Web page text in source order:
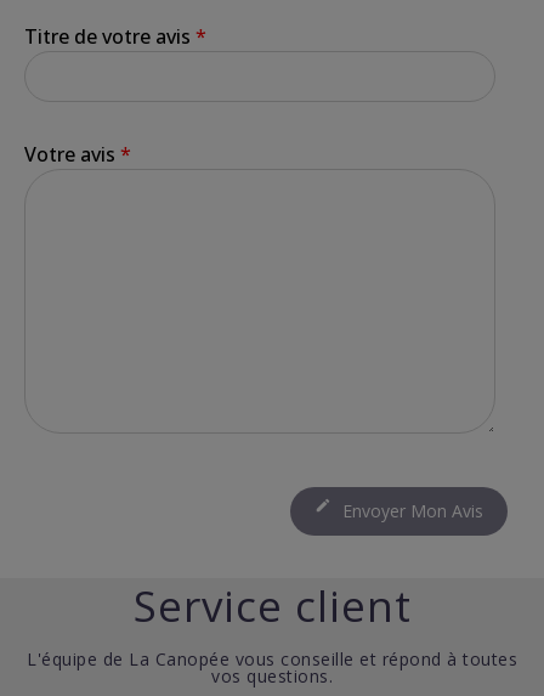
Titre de votre avis *
Votre avis *
 Envoyer Mon Avis
Service client
L'équipe de La Canopée vous conseille et répond à toutes
vos questions.